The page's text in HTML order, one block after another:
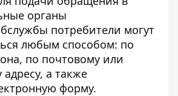
органы
потребители могут
любым способом: по
по почтовому или
а также
форму.